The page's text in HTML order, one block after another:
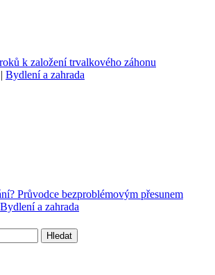
k založení trvalkového záhonu
| Bydlení a zahrada
Průvodce bezproblémovým přesunem
Bydlení a zahrada